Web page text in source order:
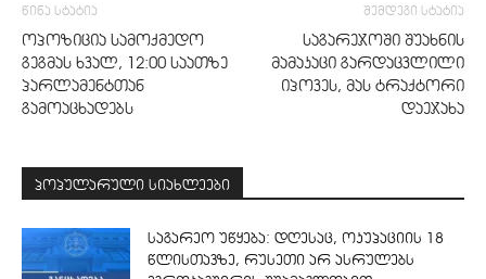
წინა სტატია
ოპოზიცია სამოქმედო
გეგმას ხვალ, 12:00 საათზე
პარლამენტთან​
გამოაცხადებს
შემდეგი სტატია
საგარეჯოში შუახნის
მამაკაცი გარდაცვლილი
იპოვეს, მას ტრაქტორი
დაეჯახა
პოპულარული სიახლეები
საგარეო უწყება: დღესაც, ოკუპაციის 18
წლისთავზე, რუსეთი არ ასრულებს